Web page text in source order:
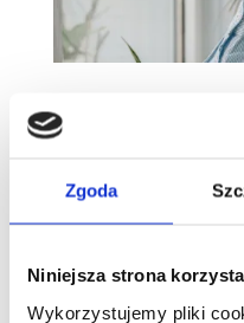
Zgoda
Niniejsza strona
Wykorzystujemy pliki
Słabe strony
strategicznego
Słabe strony
Gallupa – gdy
„Skąd czerpać
dużo, ale trudno mi o
eksperta.” „Nie...